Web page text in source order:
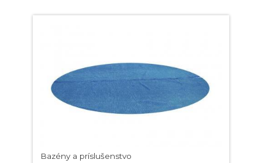
Bazény a príslušenstvo